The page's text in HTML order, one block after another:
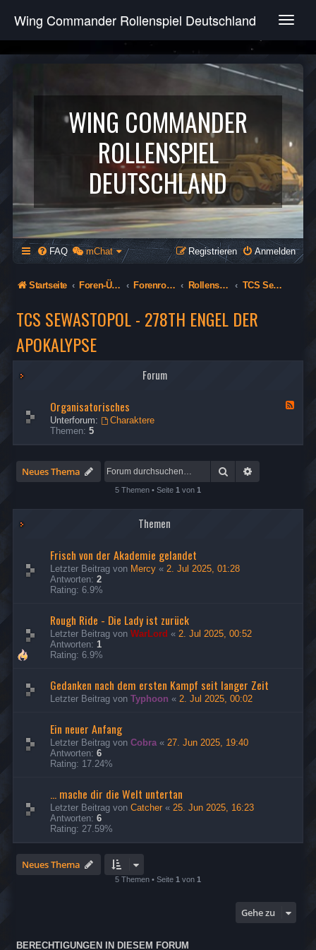
T
g
e
v
g
a
t
i
o
n
Wing Commander Rollenspiel Deutschland
WING COMMANDER
ROLLENSPIEL
DEUTSCHLAND
FAQ mChat Anmelden
Registrieren
Startseite Foren-Übersicht Forenrollenspiel (Öffentlich) Rollenspiel TCS Sewastopol - 278th Engel der Apokalypse
TCS SEWASTOPOL - 278TH ENGEL DER
APOKALYPSE
Forum
-
i
Organisatorisches
Unterforum:
Charaktere
Themen: 5
Neues Thema Suche
5 Themen • Seite 1 von 1
Themen
Frisch von der Akademie gelandet
Letzter Beitrag von Mercy « 2. Jul 2025, 01:28
Antworten: 2
Rating: 6.9%
Rough Ride - Die Lady ist zurück
Letzter Beitrag von WarLord « 2. Jul 2025, 00:52
Antworten: 1
Rating: 6.9%
Gedanken nach dem ersten Kampf seit langer Zeit
Letzter Beitrag von Typhoon « 2. Jul 2025, 00:02
Ein neuer Anfang
Letzter Beitrag von Cobra « 27. Jun 2025, 19:40
Antworten: 6
Rating: 17.24%
... mache dir die Welt untertan
Letzter Beitrag von Catcher « 25. Jun 2025, 16:23
Antworten: 6
Rating: 27.59%
Neues Thema
5 Themen • Seite 1 von 1
Gehe zu
BERECHTIGUNGEN IN DIESEM FORUM